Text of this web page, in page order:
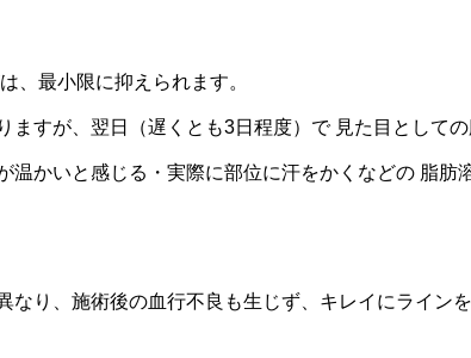
最小限に抑えられます。
すが、翌日（遅くとも3日程度）で 見た目として
温かいと感じる・実際に部位に汗をかくなどの 脂肪
り、施術後の血行不良も生じず、キレイにラインを